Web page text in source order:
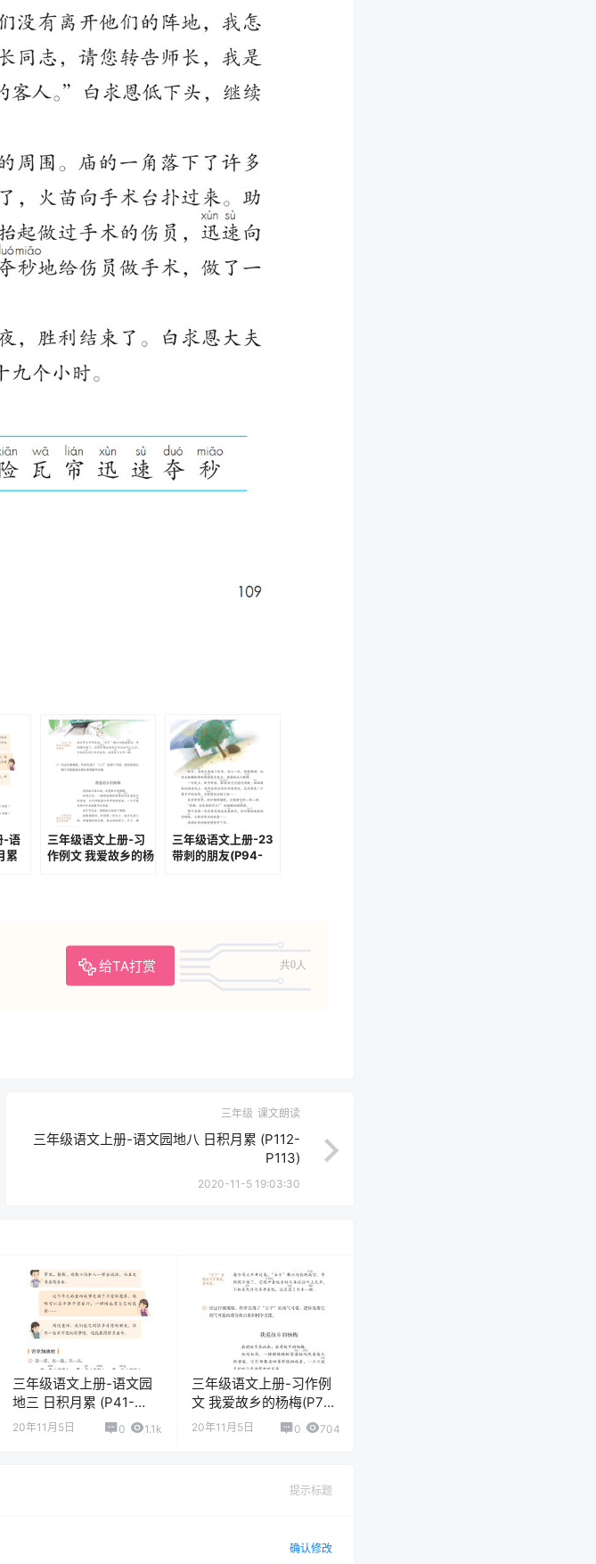
-语
累
三年级语文上册-习
作例文 我爱故乡的杨
三年级语文上册-23
带刺的朋友(P94-
给TA打赏 共0人
三年级 课文朗读
三年级语文上册-语文园地八 日积月累 (P112-
P113)
2020-11-5 19:03:30
三年级语文上册-语文园
地三 日积月累 (P41-
P42)
20年11月5日 0 1.1k
三年级语文上册-习作例
文 我爱故乡的杨梅(P70-
P71)
20年11月5日 0 704
提示标题
确认修改